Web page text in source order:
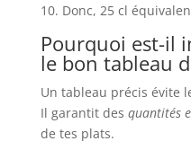
10. Donc, 25 cl
Pourquoi est-il
le bon tableau
Un tableau précis évite
Il garantit des quantités
de tes plats.